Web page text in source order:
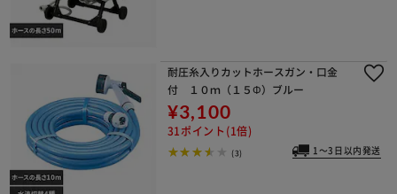
耐圧糸入りカットホースガン・口金
付 １０ｍ（１５Φ）ブルー
¥3,100
31ポイント(1倍)
(3) 1～3日以内発送